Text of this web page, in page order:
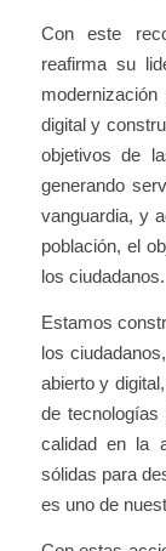
Con este
reafirma su
digital y
objetivos de
generando
vanguardia, y
población, el
los ciudadanos.
Estamos
los
abierto y
de
calidad en la
sólidas para
es uno de